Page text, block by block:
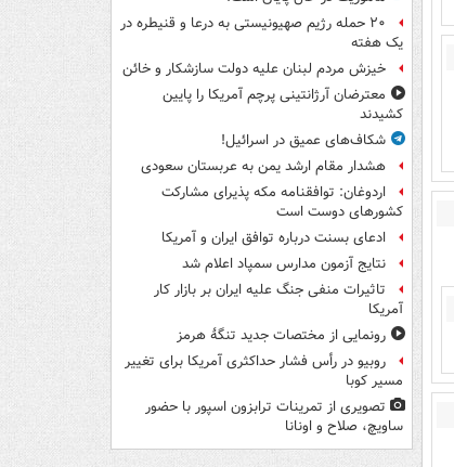
۲۰ حمله رژیم صهیونیستی به درعا و قنیطره در
یک هفته
خیزش مردم لبنان علیه دولت سازشکار و خائن
معترضان آرژانتینی پرچم آمریکا را پایین
کشیدند
شکاف‌های عمیق در اسرائیل!
هشدار مقام ارشد یمن به عربستان سعودی
اردوغان: توافقنامه مکه پذیرای مشارکت
کشورهای دوست است
ادعای بسنت درباره توافق ایران و آمریکا
نتایج آزمون مدارس سمپاد اعلام شد
تاثیرات منفی جنگ علیه ایران بر بازار کار
آمریکا
رونمایی از مختصات جدید تنگۀ هرمز
روبیو در رأس فشار حداکثری آمریکا برای تغییر
مسیر کوبا
تصویری از تمرینات ترابزون اسپور با حضور
ساویچ، صلاح و اونانا